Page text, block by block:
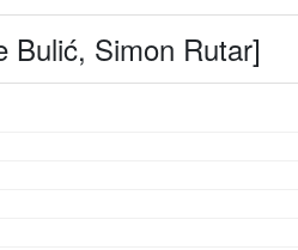
Bulić, Simon Rutar]